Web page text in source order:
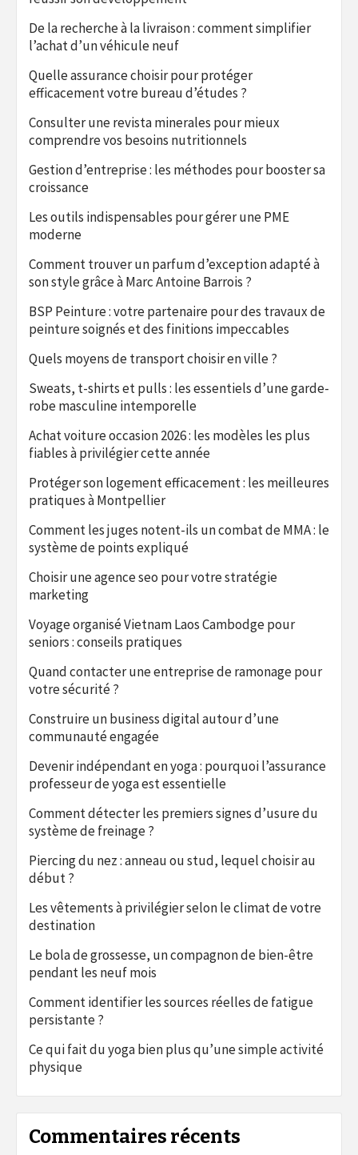
De la recherche à la livraison : comment simplifier
l’achat d’un véhicule neuf
Quelle assurance choisir pour protéger
efficacement votre bureau d’études ?
Consulter une revista minerales pour mieux
comprendre vos besoins nutritionnels
Gestion d’entreprise : les méthodes pour booster sa
croissance
Les outils indispensables pour gérer une PME
moderne
Comment trouver un parfum d’exception adapté à
son style grâce à Marc Antoine Barrois ?
BSP Peinture : votre partenaire pour des travaux de
peinture soignés et des finitions impeccables
Quels moyens de transport choisir en ville ?
Sweats, t-shirts et pulls : les essentiels d’une garde-
robe masculine intemporelle
Achat voiture occasion 2026 : les modèles les plus
fiables à privilégier cette année
Protéger son logement efficacement : les meilleures
pratiques à Montpellier
Comment les juges notent-ils un combat de MMA : le
système de points expliqué
Choisir une agence seo pour votre stratégie
marketing
Voyage organisé Vietnam Laos Cambodge pour
seniors : conseils pratiques
Quand contacter une entreprise de ramonage pour
votre sécurité ?
Construire un business digital autour d’une
communauté engagée
Devenir indépendant en yoga : pourquoi l’assurance
professeur de yoga est essentielle
Comment détecter les premiers signes d’usure du
système de freinage ?
Piercing du nez : anneau ou stud, lequel choisir au
début ?
Les vêtements à privilégier selon le climat de votre
destination
Le bola de grossesse, un compagnon de bien-être
pendant les neuf mois
Comment identifier les sources réelles de fatigue
persistante ?
Ce qui fait du yoga bien plus qu’une simple activité
physique
Commentaires récents